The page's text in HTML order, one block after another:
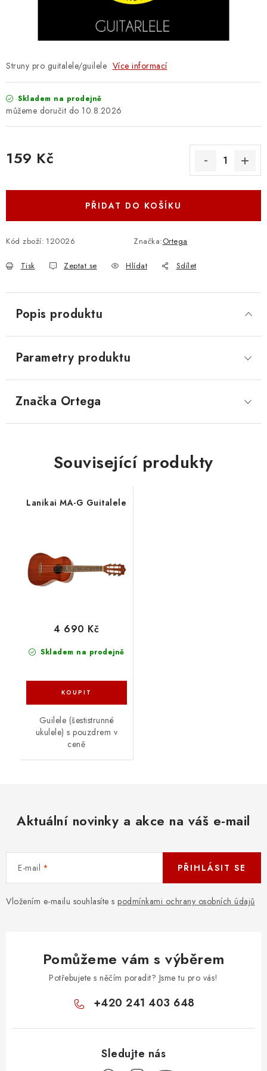
KONTAKTY
O E-SHOPU
OBCHODNÍ PODMÍNKY
ODSTOUPENÍ OD SMLOUVY
ZÁSADY ZPRACOVÁNÍ OSOBNÍCH ÚDAJŮ
KONTAKTY O E-SHOPU
BLOG
OBCHODNÍ PODMÍNKY
ODSTOUPENÍ OD SMLOUVY
Struny pro guitalele/guilele Více informací
Skladem na prodejně
10.8.2026
159 Kč
PŘIDAT DO KOŠÍKU
Kód zboží: 120026 Značka:Ortega
Tisk Zeptat se Hlídat Sdílet
Popis produktu
Parametry produktu
Značka Ortega
Související produkty
Lanikai MA-G Guitalele
Skladem na prodejně
4 690 Kč
Guilele (šestistrunné
ukulele) s pouzdrem v
ceně
Aktuální novinky a akce na váš e-mail
E-mail
Vložením e-mailu souhlasíte s podmínkami ochrany osobních údajů
PŘIHLÁSIT SE
Pomůžeme vám s výběrem
Potřebujete s něčím poradit? Jsme tu pro vás!
+420 241 403 648